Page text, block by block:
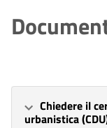
Chiedere il
urbanistica